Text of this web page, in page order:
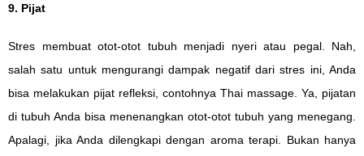
9. Pijat
Stres membuat otot-otot tubuh menjadi nyeri atau pegal. Nah,
salah satu untuk mengurangi dampak negatif dari stres ini, Anda
bisa melakukan pijat refleksi, contohnya Thai massage. Ya, pijatan
di tubuh Anda bisa menenangkan otot-otot tubuh yang menegang.
Apalagi, jika Anda dilengkapi dengan aroma terapi. Bukan hanya